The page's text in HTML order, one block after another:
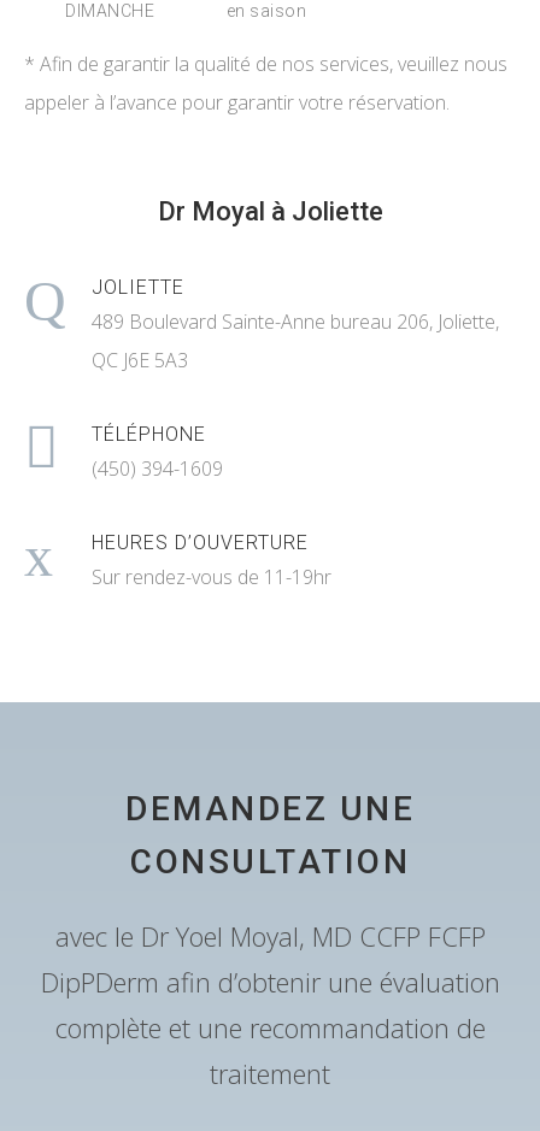
DIMANCHE
en saison
* Afin de garantir la qualité de nos services, veuillez nous
appeler à l’avance pour garantir votre réservation.
Dr Moyal à Joliette
JOLIETTE
489 Boulevard Sainte-Anne bureau 206, Joliette,
QC J6E 5A3
TÉLÉPHONE
(450) 394-1609
HEURES D’OUVERTURE
Sur rendez-vous de 11-19hr
DEMANDEZ UNE
CONSULTATION
avec le Dr Yoel Moyal, MD CCFP FCFP
DipPDerm afin d’obtenir une évaluation
complète et une recommandation de
traitement